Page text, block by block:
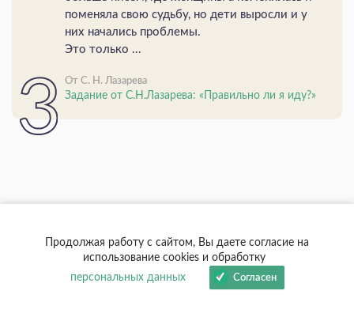
поменяла свою судьбу, но дети выросли и у
них начались проблемы.
Это только ...
От С. Н. Лазарева
Задание от С.Н.Лазарева: «Правильно ли я иду?»
Продолжая работу с сайтом, Вы даете согласие на
использование cookies и обработку
персональных данных
Согласен